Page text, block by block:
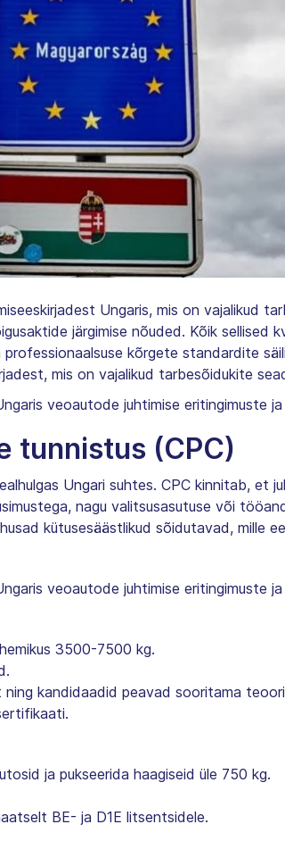
Ungaris, mis on vajalikud
järgimise nõuded. Kõik sellised
kõrgete standardite
mis on vajalikud tarbesõidukite
veoautode juhtimise eritingimuste
tunnistus (CPC)
Ungari suhtes. CPC kinnitab, et
nagu valitsusasutuse või
kütusesäästlikud sõidutavad, mille
veoautode juhtimise eritingimuste
3500-7500 kg.
kandidaadid peavad sooritama
ja pukseerida haagiseid üle 750 kg.
BE- ja D1E litsentsidele.